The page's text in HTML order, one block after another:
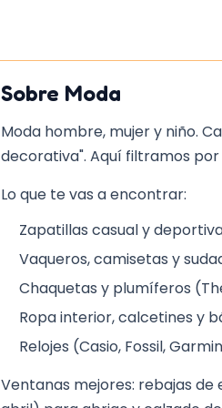
Dónde gana frente a
En comparación con
tejido de mayor calidad. Los
reforzados, lo que prolonga
Además, la presencia de la
lengüeta añade un detalle de
práctico, la camiseta no
y se adapta bien a la mayoría
reduce el desgaste
Sobre Moda
Moda hombre, mujer y niño.
decorativa". Aquí filtramos
Lo que te vas a encontrar:
Zapatillas casual y
Vaqueros, camisetas y
Chaquetas y plumíferos
Ropa interior, calcetines y
Relojes (Casio, Fossil,
Ventanas mejores: rebajas